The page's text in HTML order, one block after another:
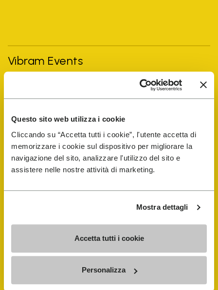
Questo sito web utilizza i cookie
Cliccando su “Accetta tutti i cookie”, l'utente accetta di
memorizzare i cookie sul dispositivo per migliorare la
navigazione del sito, analizzare l'utilizzo del sito e
assistere nelle nostre attività di marketing.
Mostra dettagli
Accetta tutti i cookie
Personalizza
Vibram Events
E-SHOP
Trouver un cordonnier